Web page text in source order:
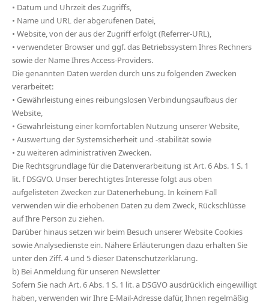
• Datum und Uhrzeit des Zugriffs,
• Name und URL der abgerufenen Datei,
• Website, von der aus der Zugriff erfolgt (Referrer-URL),
• verwendeter Browser und ggf. das Betriebssystem Ihres Rechners
sowie der Name Ihres Access-Providers.
Die genannten Daten werden durch uns zu folgenden Zwecken
verarbeitet:
• Gewährleistung eines reibungslosen Verbindungsaufbaus der
Website,
• Gewährleistung einer komfortablen Nutzung unserer Website,
• Auswertung der Systemsicherheit und -stabilität sowie
• zu weiteren administrativen Zwecken.
Die Rechtsgrundlage für die Datenverarbeitung ist Art. 6 Abs. 1 S. 1
lit. f DSGVO. Unser berechtigtes Interesse folgt aus oben
aufgelisteten Zwecken zur Datenerhebung. In keinem Fall
verwenden wir die erhobenen Daten zu dem Zweck, Rückschlüsse
auf Ihre Person zu ziehen.
Darüber hinaus setzen wir beim Besuch unserer Website Cookies
sowie Analysedienste ein. Nähere Erläuterungen dazu erhalten Sie
unter den Ziff. 4 und 5 dieser Datenschutzerklärung.
b) Bei Anmeldung für unseren Newsletter
Sofern Sie nach Art. 6 Abs. 1 S. 1 lit. a DSGVO ausdrücklich eingewilligt
haben, verwenden wir Ihre E-Mail-Adresse dafür, Ihnen regelmäßig